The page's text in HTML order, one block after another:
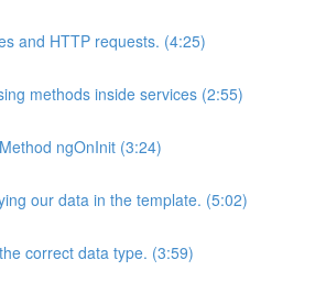
and HTTP requests. (4:25)
methods inside services (2:55)
ngOnInit (3:24)
our data in the template. (5:02)
correct data type. (3:59)